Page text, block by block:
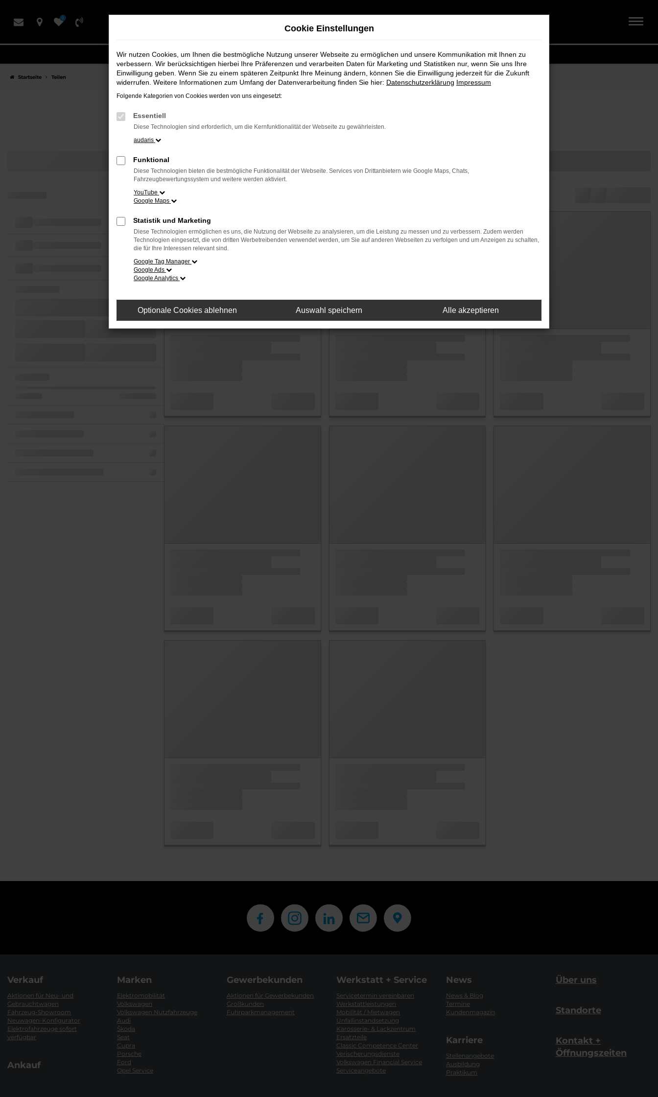
Hauptinhalt
0
Startseite Teilen
Ihre Fahrzeugauswahl
Verkauf
Aktionen für Neu- und
Gebrauchtwagen
Fahrzeug-Showroom
Neuwagen-Konfigurator
Elektrofahrzeuge sofort
verfügbar
Ankauf
Marken
Elektromobilität
Volkswagen
Volkswagen Nutzfahrzeuge
Audi
Škoda
Seat
Cupra
Porsche
Ford
Opel Service
Gewerbekunden
Aktionen für Gewerbekunden
Großkunden
Fuhrparkmanagement
Werkstatt + Service
Servicetermin vereinbaren
Werkstattleistungen
Mobilität / Mietwagen
Unfallinstandsetzung
Karosserie- & Lackzentrum
Ersatzteile
Classic Competence Center
Verischerungsdienste
Volkswagen Financial Service
Serviceangebote
News
News & Blog
Termine
Kundenmagazin
Karriere
Stellenangebote
Ausbildung
Praktikum
Über uns
Standorte
Kontakt +
Öffnungszeiten
Cookie Einstellungen
Wir nutzen Cookies, um Ihnen die bestmögliche Nutzung unserer Webseite zu ermöglichen und unsere Kommunikation mit Ihnen zu
verbessern. Wir berücksichtigen hierbei Ihre Präferenzen und verarbeiten Daten für Marketing und Statistiken nur, wenn Sie uns Ihre
Einwilligung geben. Wenn Sie zu einem späteren Zeitpunkt Ihre Meinung ändern, können Sie die Einwilligung jederzeit für die Zukunft
widerrufen. Weitere Informationen zum Umfang der Datenverarbeitung finden Sie hier: Datenschutzerklärung Impressum
Folgende Kategorien von Cookies werden von uns eingesetzt:
Essentiell
Diese Technologien sind erforderlich, um die Kernfunktionalität der Webseite zu gewährleisten.
audaris
Funktional
Diese Technologien bieten die bestmögliche Funktionalität der Webseite. Services von Drittanbietern wie Google Maps, Chats,
Fahrzeugbewertungssystem und weitere werden aktiviert.
YouTube
Google Maps
Statistik und Marketing
Diese Technologien ermöglichen es uns, die Nutzung der Webseite zu analysieren, um die Leistung zu messen und zu verbessern. Zudem werden
Technologien eingesetzt, die von dritten Werbetreibenden verwendet werden, um Sie auf anderen Webseiten zu verfolgen und um Anzeigen zu schalten,
die für Ihre Interessen relevant sind.
Google Tag Manager
Google Ads
Google Analytics
Optionale Cookies ablehnen Auswahl speichern Alle akzeptieren